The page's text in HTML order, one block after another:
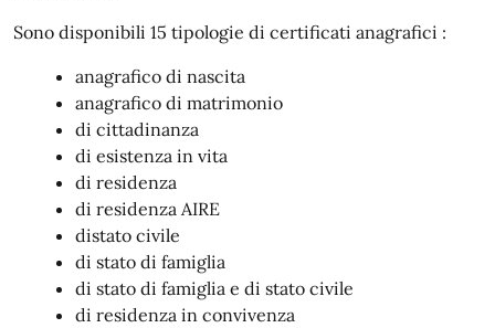
Sono disponibili 15 tipologie di certificati anagrafici :
anagrafico di nascita
anagrafico di matrimonio
di cittadinanza
di esistenza in vita
di residenza
di residenza AIRE
distato civile
di stato di famiglia
di stato di famiglia e di stato civile
di residenza in convivenza